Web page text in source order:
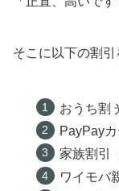
そこに以下の割引
おうち割
PayPay
家族割引
ワイモバ